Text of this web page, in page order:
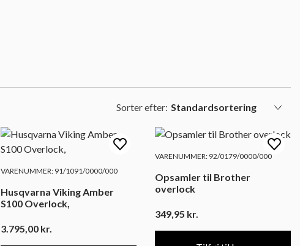
Sorter efter:
VARENUMMER: 91/1091/0000/000
Husqvarna Viking Amber
S100 Overlock,
3.795,00 kr.
VARENUMMER: 92/0179/0000/000
Opsamler til Brother
overlock
349,95 kr.